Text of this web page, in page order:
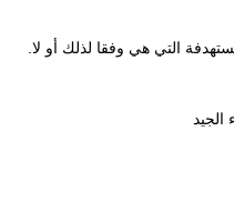
التي هي وفقا لذلك أو لا.